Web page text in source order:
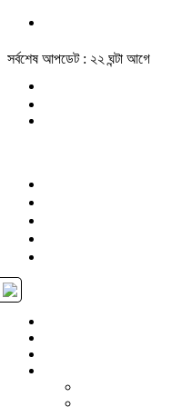
সর্বশেষ আপডেট : ২২ ঘন্টা আগে